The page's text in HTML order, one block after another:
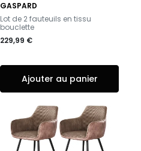
GASPARD
-Lot de 2 fauteuils en tissu
bouclette
229,99 €
Ajouter au panier